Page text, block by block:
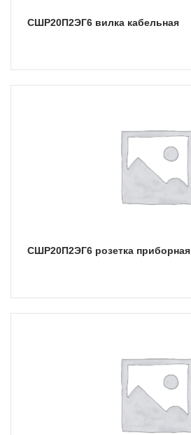
СШР20П2ЭГ6 вилка кабельная
СШР20П2ЭГ6 розетка приборная